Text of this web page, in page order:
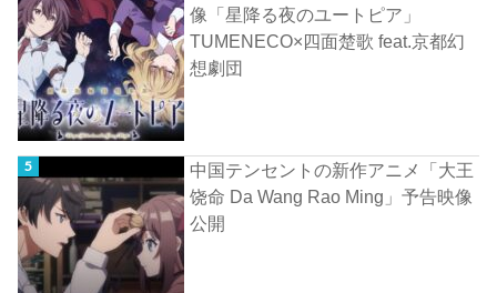
像「星降る夜のユートピア」
TUMENECO×四面楚歌 feat.京都幻
想劇団
中国テンセントの新作アニメ「大王
饶命 Da Wang Rao Ming」予告映像
公開